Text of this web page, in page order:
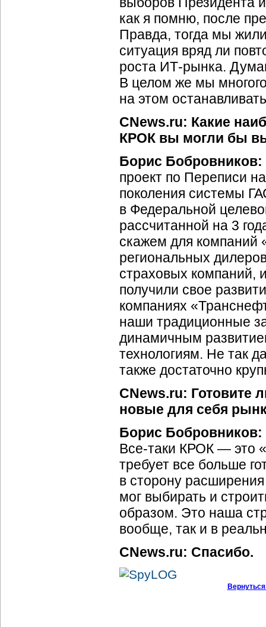
как я помню, после
Правда, тогда мы
ситуация вряд ли
роста ИТ-рынка.
В целом же мы
на этом
CNews.ru: Какие
КРОК вы могли бы
Борис Бобровников:
проект по Переписи
поколения системы
в Федеральной
рассчитанной на 3
скажем для компаний
региональных
страховых компаний,
получили свое
компаниях
наши традиционные
динамичным
технологиям. Не так
также достаточно
CNews.ru: Готовите
новые для себя
Борис Бобровников:
Все-таки КРОК — это
требует все больше
в сторону
мог выбирать и
образом. Это наша
вообще, так и в
CNews.ru: Спасибо.